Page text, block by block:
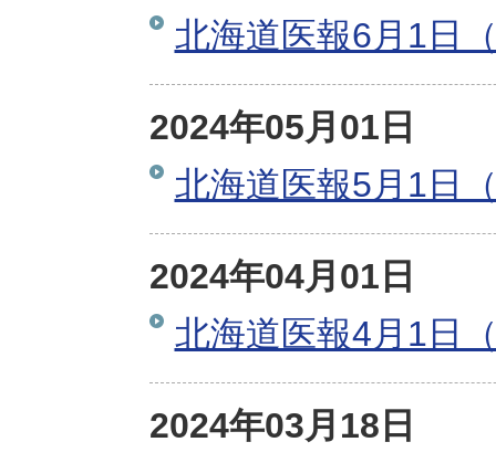
北海道医報6月1日
2024年05月01日
北海道医報5月1日
2024年04月01日
北海道医報4月1日
2024年03月18日